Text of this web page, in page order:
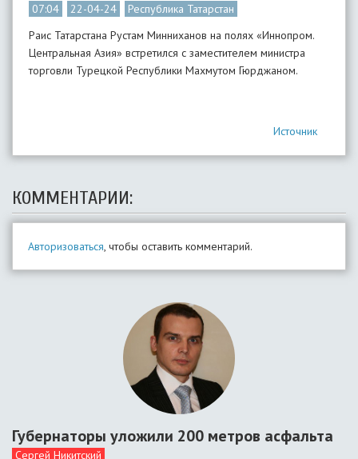
07:04 22-04-24
Республика Татарстан
Раис Татарстана Рустам Минниханов на полях «Иннопром.
Центральная Азия» встретился с заместителем министра
торговли Турецкой Республики Махмутом Гюрджаном.
Источник
КОММЕНТАРИИ:
Авторизоваться, чтобы оставить комментарий.
Губернаторы уложили 200 метров асфальта
Сергей Никитский